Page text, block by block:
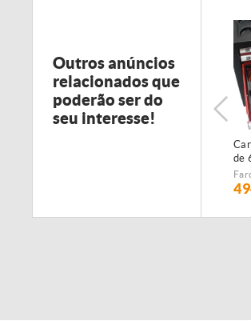
Outros anúncios
relacionados que
poderão ser do
seu interesse!
de
c/